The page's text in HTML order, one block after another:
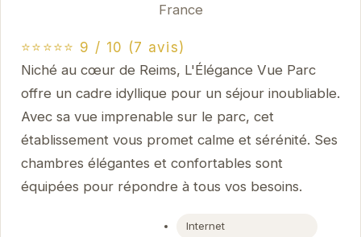
France
⭐⭐⭐⭐⭐ 9 / 10 (7 avis)
Niché au cœur de Reims, L'Élégance Vue Parc
offre un cadre idyllique pour un séjour inoubliable.
Avec sa vue imprenable sur le parc, cet
établissement vous promet calme et sérénité. Ses
chambres élégantes et confortables sont
équipées pour répondre à tous vos besoins.
Internet